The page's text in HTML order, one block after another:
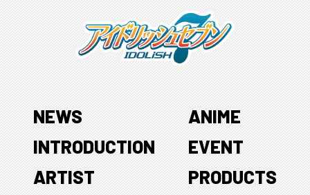
NEWS
INTRODUCTION
ARTIST
ANIME
EVENT
PRODUCTS